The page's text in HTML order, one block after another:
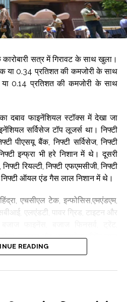
सत्र में गिरावट के साथ खुला।
0.34 प्रतिशत की कमजोरी के साथ
0.14 प्रतिशत की कमजोरी के साथ
दबाव फाइनेंशियल स्टॉक्स में देखा जा
सर्विसेज टॉप लूजर्स था। निफ्टी
पीएसयू बैंक, निफ्टी सर्विसेज, निफ्टी
इन्फ्रा भी हरे निशान में थे। दूसरी
रियल्टी, निफ्टी एफएमसीजी, निफ्टी
निफ्टी ऑयल एंड गैस लाल निशान में थे।
एचसीएल टेक, इन्फोसिस,एमएंडएम,
एलएंडटी, पावर ग्रिड, टाइटन और
इटरनल और अल्ट्राटेक सीमेंट लाल
कारोबार हो रहा है। निफ्टी मिडकैप
अंक या 0.19 प्रतिशत की कमजोरी
READING